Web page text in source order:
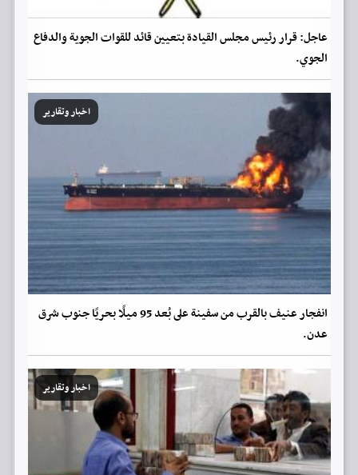
عاجل: قرار رئيس مجلس القيادة بتعيين قائد للقوات الجوية والدفاع
الجوي.
اخبار وتقارير
انفجار عنيف بالقرب من سفينة على بُعد 95 ميلًا بحريًا جنوب شرق
عدن.
اخبار وتقارير